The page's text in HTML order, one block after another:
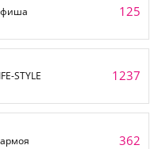
125
STYLE 1237
362